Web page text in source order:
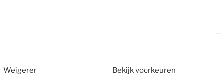
Weigeren Bekijk voorkeuren
2026